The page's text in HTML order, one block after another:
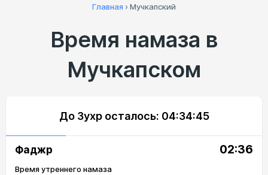
Главная › Мучкапский
Время намаза в
Мучкапском
До Зухр осталось: 04:34:45
Фаджр 02:36
Время утреннего намаза